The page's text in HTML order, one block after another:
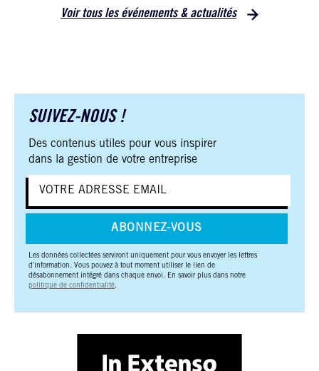
Voir tous les événements & actualités
SUIVEZ-NOUS !
Des contenus utiles pour vous inspirer
dans la gestion de votre entreprise
ABONNEZ-VOUS
Les données collectées serviront uniquement pour vous envoyer les lettres
d'information. Vous pouvez à tout moment utiliser le lien de
désabonnement intégré dans chaque envoi. En savoir plus dans notre
politique de confidentialité.